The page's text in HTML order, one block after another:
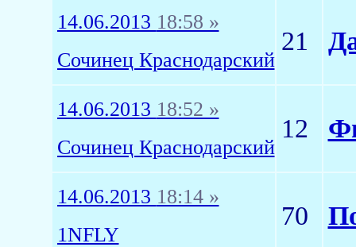
14.06.2013 18:58 »
Сочинец Краснодарский
21
14.06.2013 18:52 »
Сочинец Краснодарский
12
14.06.2013 18:14 »
1NFLY
70